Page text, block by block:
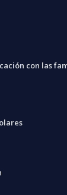
con las